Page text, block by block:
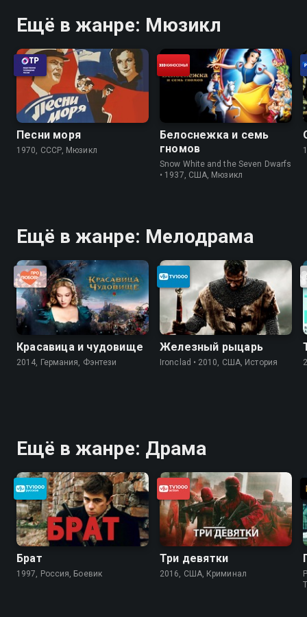
Ещё в жанре: Мюзикл
Песни моря
1970, СССР, Мюзикл
Белоснежка и семь
гномов
Snow White and the Seven Dwarfs
• 1937, США, Мюзикл
Ещё в жанре: Мелодрама
Красавица и чудовище
2014, Германия, Фэнтези
Железный рыцарь
Ironclad • 2010, США, История
Ещё в жанре: Драма
Брат
1997, Россия, Боевик
Три девятки
2016, США, Криминал